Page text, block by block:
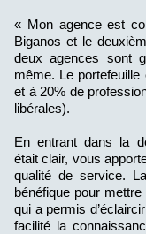
« Mon agence est
Biganos et le
deux agences sont
même. Le
et à 20% de
libérales).
En entrant dans la
était clair, vous
qualité de service.
bénéfique pour
qui a permis
facilité la